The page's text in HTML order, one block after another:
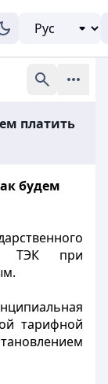
платить
будем
ТЭК при
тарифной